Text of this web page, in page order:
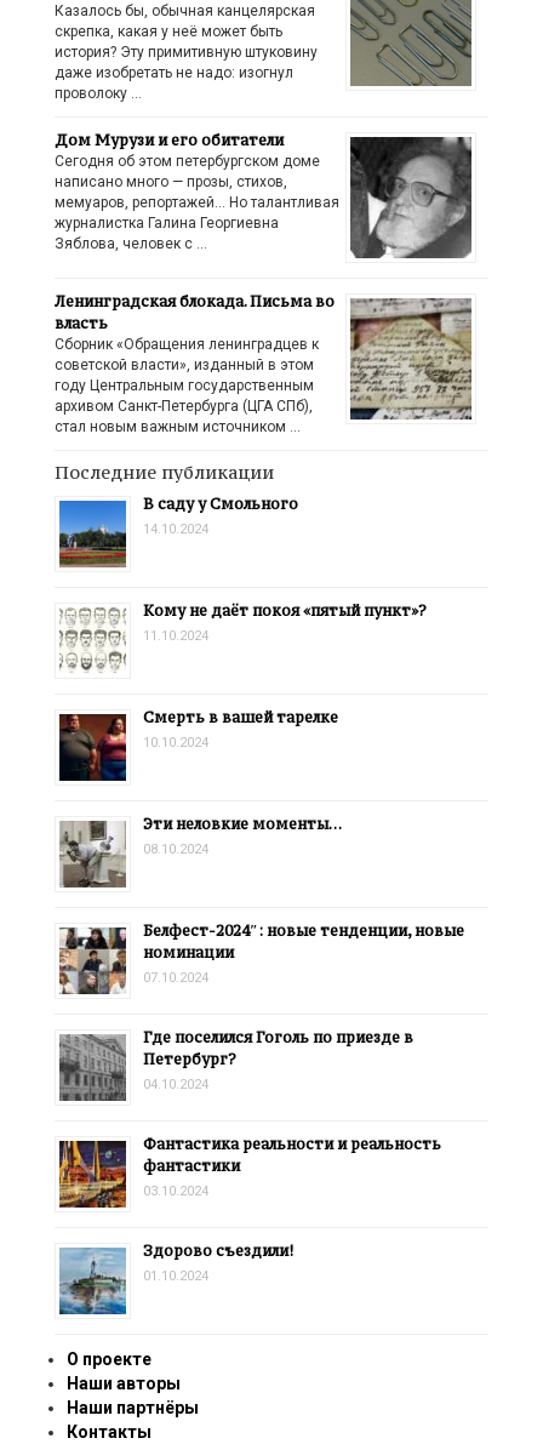
Казалось бы, обычная канцелярская
скрепка, какая у неё может быть
история? Эту примитивную штуковину
даже изобретать не надо: изогнул
проволоку …
Дом Мурузи и его обитатели
Сегодня об этом петербургском доме
написано много — прозы, стихов,
мемуаров, репортажей… Но талантливая
журналистка Галина Георгиевна
Зяблова, человек с …
Ленинградская блокада. Письма во
власть
Сборник «Обращения ленинградцев к
советской власти», изданный в этом
году Центральным государственным
архивом Санкт-Петербурга (ЦГА СПб),
стал новым важным источником …
Последние публикации
В саду у Смольного
14.10.2024
Кому не даёт покоя «пятый пункт»?
11.10.2024
Смерть в вашей тарелке
10.10.2024
Эти неловкие моменты…
08.10.2024
Белфест-2024″: новые тенденции, новые
номинации
07.10.2024
Где поселился Гоголь по приезде в
Петербург?
04.10.2024
Фантастика реальности и реальность
фантастики
03.10.2024
Здорово съездили!
01.10.2024
О проекте
Наши авторы
Наши партнёры
Контакты